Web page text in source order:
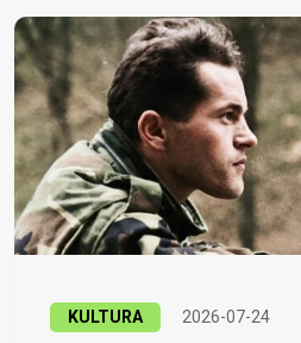
KULTURA 2026-07-24